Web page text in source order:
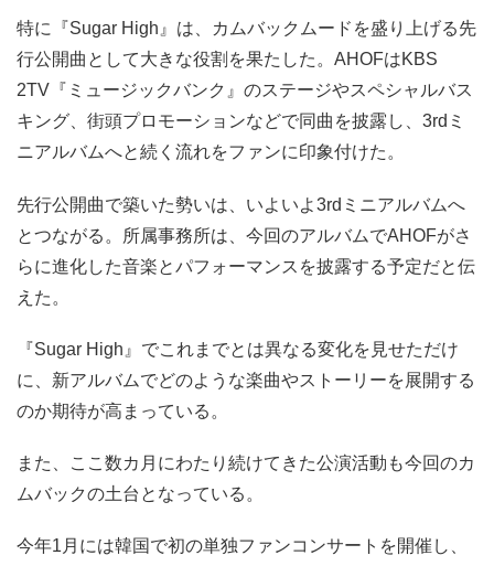
特に『Sugar High』は、カムバックムードを盛り上げる先
行公開曲として大きな役割を果たした。AHOFはKBS
2TV『ミュージックバンク』のステージやスペシャルバス
キング、街頭プロモーションなどで同曲を披露し、3rdミ
ニアルバムへと続く流れをファンに印象付けた。
先行公開曲で築いた勢いは、いよいよ3rdミニアルバムへ
とつながる。所属事務所は、今回のアルバムでAHOFがさ
らに進化した音楽とパフォーマンスを披露する予定だと伝
えた。
『Sugar High』でこれまでとは異なる変化を見せただけ
に、新アルバムでどのような楽曲やストーリーを展開する
のか期待が高まっている。
また、ここ数カ月にわたり続けてきた公演活動も今回のカ
ムバックの土台となっている。
今年1月には韓国で初の単独ファンコンサートを開催し、